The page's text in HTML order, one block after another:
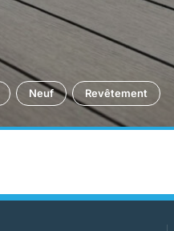
Neuf Revêtement